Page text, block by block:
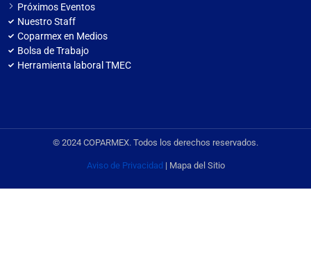
Próximos Eventos
Nuestro Staff
Coparmex en Medios
Bolsa de Trabajo
Herramienta laboral TMEC
© 2024 COPARMEX. Todos los derechos reservados.
Aviso de Privacidad | Mapa del Sitio